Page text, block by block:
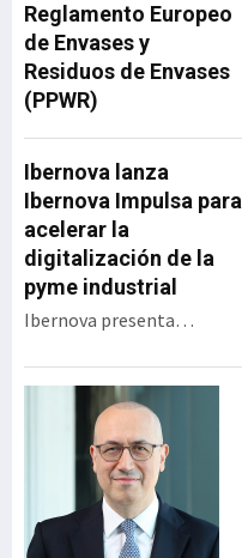
Reglamento Europeo
de Envases y
Residuos de Envases
(PPWR)
Ibernova lanza
Ibernova Impulsa para
acelerar la
digitalización de la
pyme industrial
Ibernova presenta
programa de apoyo a la
transformación digital
industrial diseñado para
acercar tecnología real a
las pymes con menor
capacidad de inversión y
acompañarlas en un